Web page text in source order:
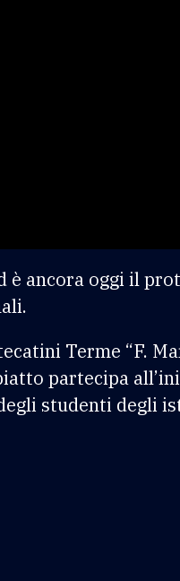
ancora oggi il
Terme “F.
partecipa
studenti degli